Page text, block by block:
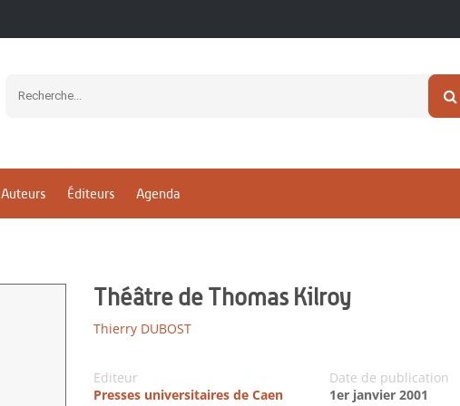
Auteurs Éditeurs Agenda
Théâtre de Thomas Kilroy
Thierry DUBOST
Editeur
Presses universitaires de Caen
Date de publication
1er janvier 2001